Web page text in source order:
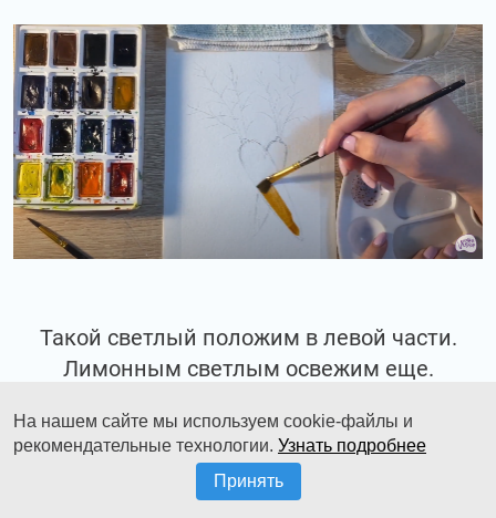
Такой светлый положим в левой части.
Лимонным светлым освежим еще.
На нашем сайте мы используем cookie-файлы и
рекомендательные технологии. Узнать подробнее
Принять